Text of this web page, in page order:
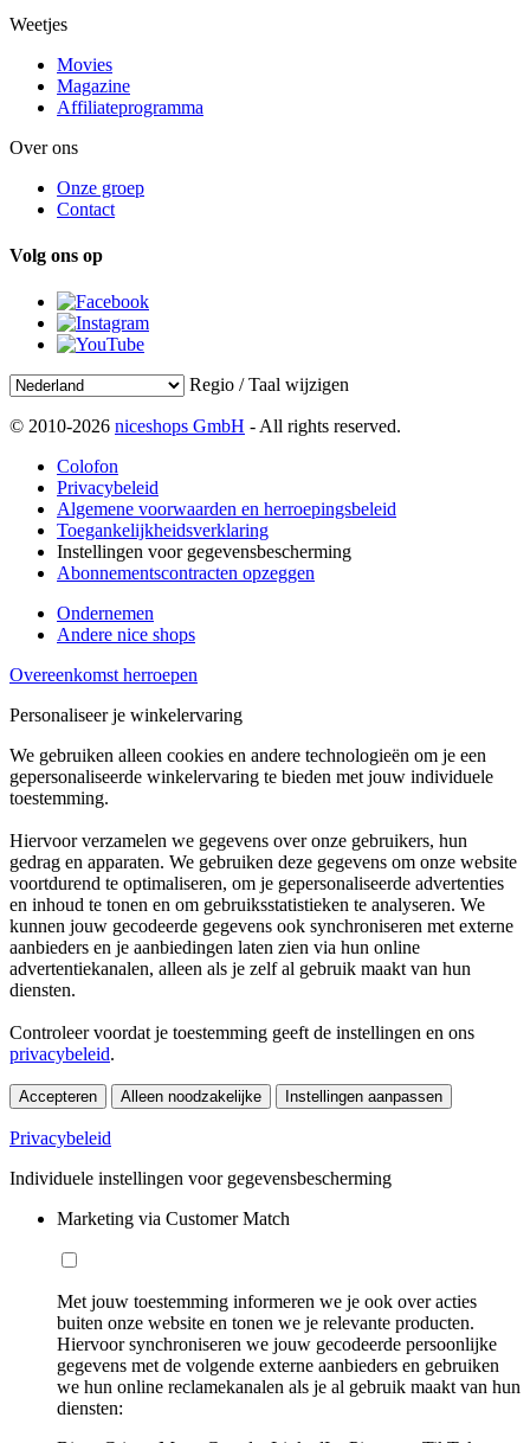
Weetjes
Movies
Magazine
Affiliateprogramma
Over ons
Onze groep
Contact
Volg ons op
Regio / Taal wijzigen
© 2010-2026 niceshops GmbH - All rights reserved.
Colofon
Privacybeleid
Algemene voorwaarden en herroepingsbeleid
Toegankelijkheidsverklaring
Instellingen voor gegevensbescherming
Abonnementscontracten opzeggen
Ondernemen
Andere nice shops
Overeenkomst herroepen
Personaliseer je winkelervaring
We gebruiken alleen cookies en andere technologieën om je een
gepersonaliseerde winkelervaring te bieden met jouw individuele
toestemming.
Hiervoor verzamelen we gegevens over onze gebruikers, hun
gedrag en apparaten. We gebruiken deze gegevens om onze website
voortdurend te optimaliseren, om je gepersonaliseerde advertenties
en inhoud te tonen en om gebruiksstatistieken te analyseren. We
kunnen jouw gecodeerde gegevens ook synchroniseren met externe
aanbieders en je aanbiedingen laten zien via hun online
advertentiekanalen, alleen als je zelf al gebruik maakt van hun
diensten.
Controleer voordat je toestemming geeft de instellingen en ons
privacybeleid.
Accepteren Alleen noodzakelijke Instellingen aanpassen
Privacybeleid
Individuele instellingen voor gegevensbescherming
Marketing via Customer Match
Met jouw toestemming informeren we je ook over acties
buiten onze website en tonen we je relevante producten.
Hiervoor synchroniseren we jouw gecodeerde persoonlijke
gegevens met de volgende externe aanbieders en gebruiken
we hun online reclamekanalen als je al gebruik maakt van hun
diensten: